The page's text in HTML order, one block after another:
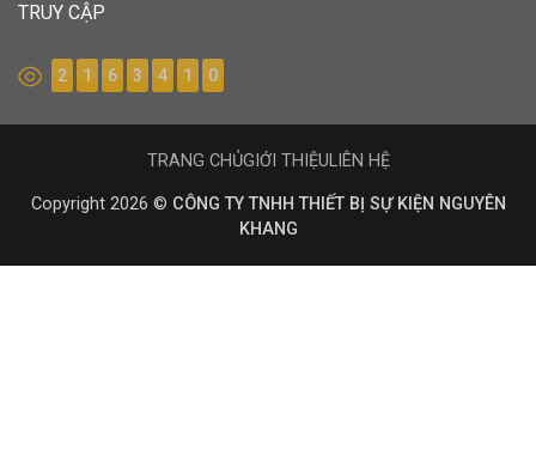
TRUY CẬP
2 1 6 3 4 1 0
Copyright 2026 © CÔNG TY TNHH THIẾT BỊ SỰ KIỆN NGUYÊN
KHANG
TRANG CHỦGIỚI THIỆULIÊN HỆ